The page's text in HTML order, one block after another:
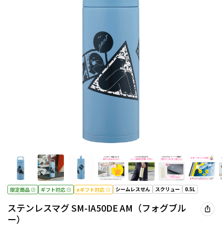
限定商品 ギフト対応 eギフト対応 シームレスせん スクリュー 0.5L
ステンレスマグ SM-IA50DE AM（フォグブル
ー）